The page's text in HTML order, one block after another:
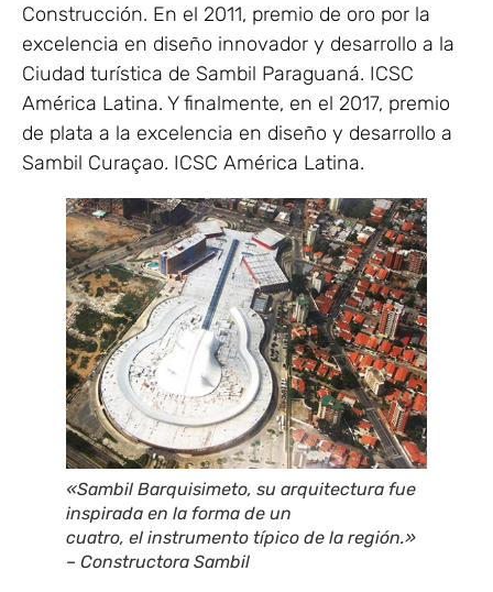
Construcción. En el 2011, premio de oro por la
excelencia en diseño innovador y desarrollo a la
Ciudad turística de Sambil Paraguaná. ICSC
América Latina. Y finalmente, en el 2017, premio
de plata a la excelencia en diseño y desarrollo a
Sambil Curaçao. ICSC América Latina.
«Sambil Barquisimeto, su arquitectura fue
inspirada en la forma de un
cuatro, el instrumento típico de la región.»
– Constructora Sambil